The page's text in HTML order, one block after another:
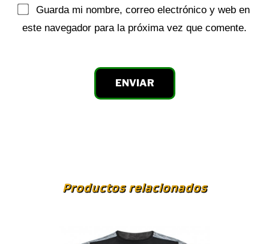
Guarda mi nombre, correo electrónico y web en
este navegador para la próxima vez que comente.
Productos relacionados